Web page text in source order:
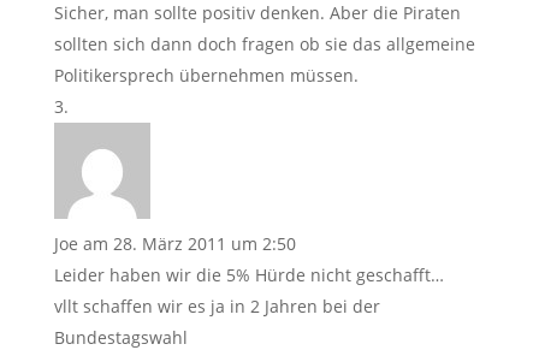
Sicher, man sollte positiv denken. Aber die Piraten
sollten sich dann doch fragen ob sie das allgemeine
Politikersprech übernehmen müssen.
Joe am 28. März 2011 um 2:50
Leider haben wir die 5% Hürde nicht geschafft…
vllt schaffen wir es ja in 2 Jahren bei der
Bundestagswahl